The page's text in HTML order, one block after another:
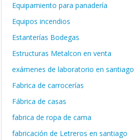
Equipamiento para panadería
Equipos incendios
Estanterías Bodegas
Estructuras Metalcon en venta
exámenes de laboratorio en santiago
Fabrica de carrocerías
Fábrica de casas
fabrica de ropa de cama
fabricación de Letreros en santiago